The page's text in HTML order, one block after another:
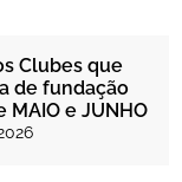
Clubes que
de fundação
MAIO e JUNHO